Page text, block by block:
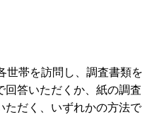
世帯を訪問し、調査書類を
回答いただくか、紙の調査
ただく、いずれかの方法で